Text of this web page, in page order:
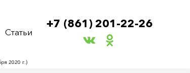
Статьи
+7 (861) 201-22-26
2020 г.)